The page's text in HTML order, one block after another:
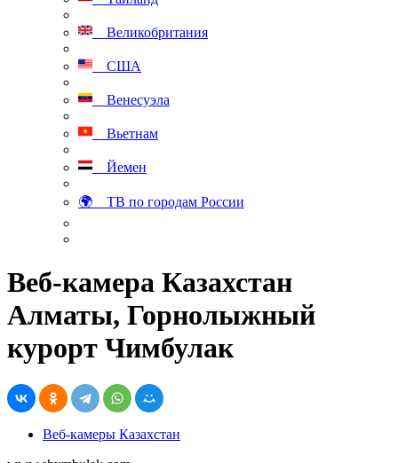
Великобритания
США
Венесуэла
Вьетнам
Йемен
🌍 ТВ по городам России
Веб-камера Казахстан
Алматы, Горнолыжный
курорт Чимбулак
Веб-камеры Казахстан